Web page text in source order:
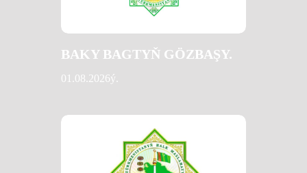
BAKY BAGTYŇ GÖZBAŞY.
01.08.2026ý.